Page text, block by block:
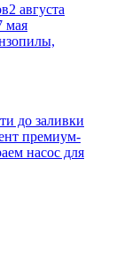
2 августа
мая
до заливки
премиум-
насос для